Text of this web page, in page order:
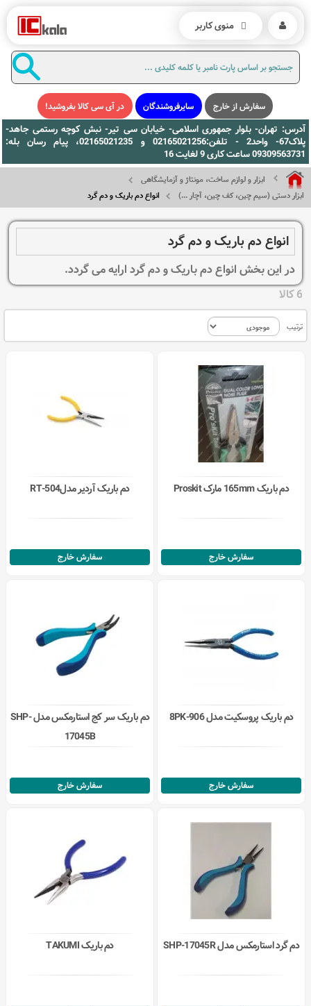
سفارش از خارج سایرفروشندگان در آی سی کالا بفروشید!
آدرس: تهران- بلوار جمهوری اسلامی- خیابان سی تیر- نبش کوچه رستمی جاهد-
پلاک67- واحد2 - تلفن:02165021256 و 02165021235، پیام رسان بله:
09309563731 ساعت کاری 9 لغایت 16
ابزار و لوازم ساخت، مونتاژ و آزمایشگاهی
ابزار دستی (سیم چین، کف چین، آچار ...)
انواع دم باریک و دم گرد
انواع دم باریک و دم گرد
در این بخش انواع دم باریک و دم گرد ارایه می گردد.
6 کالا
ترتیب
دم باریک 165mm مارک Proskit
سفارش خارج
دم باریک آردیر مدلRT-504
سفارش خارج
دم باریک پروسکیت مدل 8PK-906
سفارش خارج
دم باریک سر کج استارمکس مدل SHP-
17045B
سفارش خارج
دم گرد استارمکس مدل SHP-17045R دم باریک TAKUMI
منوی کاربر